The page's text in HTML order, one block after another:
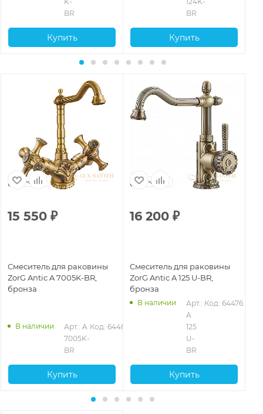
BR
Купить
BR
Купить
Чехия
15 550 ₽
Смеситель для раковины
ZorG Antic A 7005K-BR,
бронза
В наличии
Арт.: A
7005K-
BR
Код: 64489
Купить
Чехия
16 200 ₽
Смеситель для раковины
ZorG Antic A 125 U-BR,
бронза
В наличии
Арт.:
A
125
U-
BR
Код: 64476
Купить